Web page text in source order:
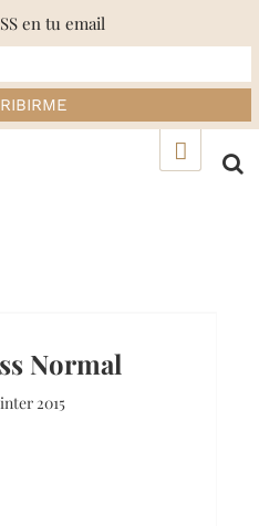
Normal
2015
en tu email